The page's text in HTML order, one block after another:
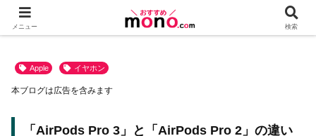
Apple イヤホン
「AirPods Pro 3」と「AirPods Pro 2」の違い
本ブログは広告を含みます
メニュー 検索